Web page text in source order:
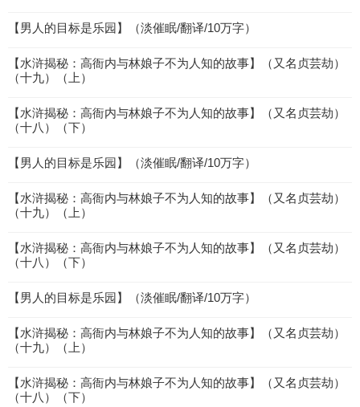
【男人的目标是乐园】（淡催眠/翻译/10万字）
【水浒揭秘：高衙内与林娘子不为人知的故事】（又名贞芸劫）
（十九）（上）
【水浒揭秘：高衙内与林娘子不为人知的故事】（又名贞芸劫）
（十八）（下）
【男人的目标是乐园】（淡催眠/翻译/10万字）
【水浒揭秘：高衙内与林娘子不为人知的故事】（又名贞芸劫）
（十九）（上）
【水浒揭秘：高衙内与林娘子不为人知的故事】（又名贞芸劫）
（十八）（下）
【男人的目标是乐园】（淡催眠/翻译/10万字）
【水浒揭秘：高衙内与林娘子不为人知的故事】（又名贞芸劫）
（十九）（上）
【水浒揭秘：高衙内与林娘子不为人知的故事】（又名贞芸劫）
（十八）（下）